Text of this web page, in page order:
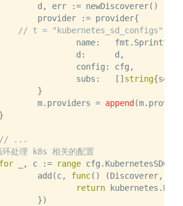
		d, err := newDiscoverer()
		provider := provider{
// t = "kubernetes_sd_configs"
			name:   fmt.Sprintf(
			d:      d,
			config: cfg,
			subs:   []
string
		}
		m.providers =
append
// ...
处理 k8s 相关的配置
for _, c := range
		add(c,
func()
(Discoverer,
return
		})